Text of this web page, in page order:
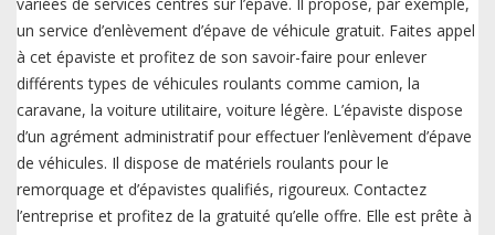
un service d’enlèvement d’épave de véhicule gratuit. Faites appel
à cet épaviste et profitez de son savoir-faire pour enlever
différents types de véhicules roulants comme camion, la
caravane, la voiture utilitaire, voiture légère. L’épaviste dispose
d’un agrément administratif pour effectuer l’enlèvement d’épave
de véhicules. Il dispose de matériels roulants pour le
remorquage et d’épavistes qualifiés, rigoureux. Contactez
l’entreprise et profitez de la gratuité qu’elle offre. Elle est prête à